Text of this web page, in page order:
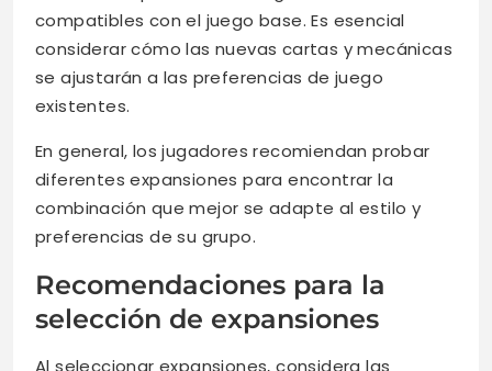
compatibles con el juego base. Es esencial
considerar cómo las nuevas cartas y mecánicas
se ajustarán a las preferencias de juego
existentes.
En general, los jugadores recomiendan probar
diferentes expansiones para encontrar la
combinación que mejor se adapte al estilo y
preferencias de su grupo.
Recomendaciones para la
selección de expansiones
Al seleccionar expansiones, considera las